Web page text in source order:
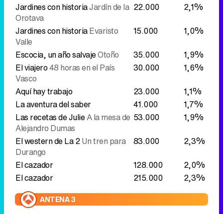
Jardines con historiaJardín de la
Orotava
22.000
2,1%
Jardines con historiaEvaristo
Valle
15.000
1,0%
Escocia, un año salvajeOtoño 35.000
1,9%
El viajero48 horas en el País
Vasco
30.000
1,6%
Aquí hay trabajo
23.000
1,1%
La aventura del saber
41.000
1,7%
Las recetas de JulieA la mesa de
Alejandro Dumas
53.000
1,9%
El western de La 2Un tren para
Durango
83.000
2,3%
El cazador
128.000
2,0%
El cazador
215.000 2,3%
ANTENA 3